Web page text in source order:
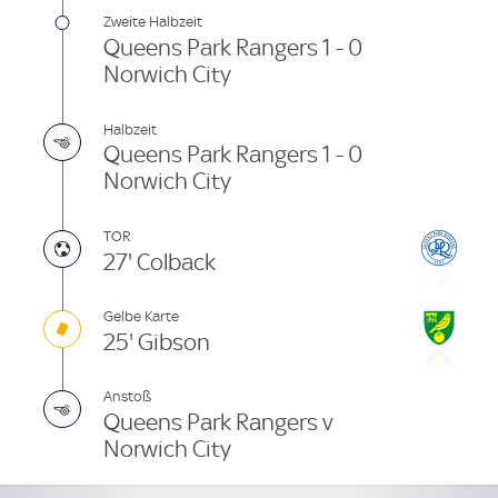
Zweite Halbzeit
Queens Park Rangers 1 - 0
Norwich City
Halbzeit
Queens Park Rangers 1 - 0
Norwich City
TOR
27' Colback
Gelbe Karte
25' Gibson
Anstoß
Queens Park Rangers v
Norwich City